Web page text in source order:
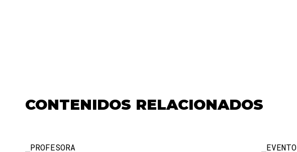
CONTENIDOS RELACIONADOS
PROFESORA EVENTO